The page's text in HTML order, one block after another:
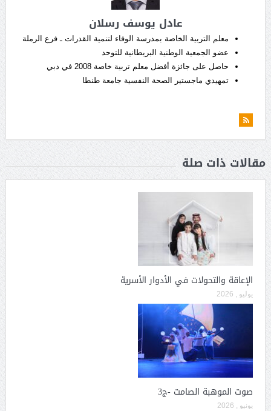
عادل يوسف رسلان
معلم التربية الخاصة بمدرسة الوفاء لتنمية القدرات ـ فرع الرملة
عضو الجمعية الوطنية البريطانية للتوحد
حاصل على جائزة أفضل معلم تربية خاصة 2008 في دبي
تمهيدي ماجستير الصحة النفسية جامعة طنطا
مقالات ذات صلة
الإعاقة والتحولات في الأدوار الأسرية
يوليو , 2026
صوت الموهبة الصامت -ج3
يونيو , 2026